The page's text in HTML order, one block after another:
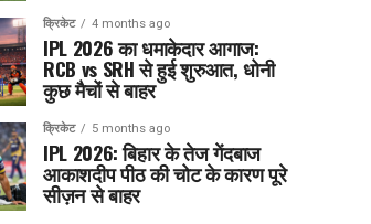
क्रिकेट 4 months ago
IPL 2026 का धमाकेदार आगाज:
RCB vs SRH से हुई शुरुआत, धोनी
कुछ मैचों से बाहर
क्रिकेट 5 months ago
IPL 2026: बिहार के तेज गेंदबाज
आकाशदीप पीठ की चोट के कारण पूरे
सीज़न से बाहर